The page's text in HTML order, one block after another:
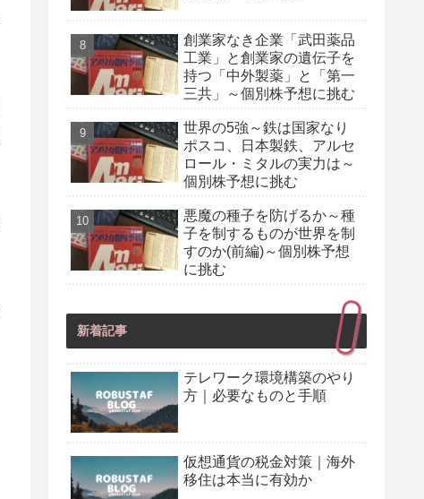
創業家なき企業「武田薬品
工業」と創業家の遺伝子を
持つ「中外製薬」と「第一
三共」～個別株予想に挑む
世界の5強～鉄は国家なり
ポスコ、日本製鉄、アルセ
ロール・ミタルの実力は～
個別株予想に挑む
悪魔の種子を防げるか～種
子を制するものが世界を制
すのか(前編)～個別株予想
に挑む
新着記事
テレワーク環境構築のやり
方｜必要なものと手順
仮想通貨の税金対策｜海外
移住は本当に有効か